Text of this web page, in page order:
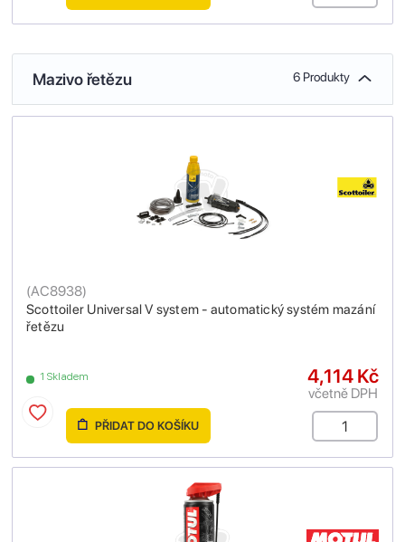
Mazivo řetězu 6 Produkty
Scottoiler Universal V system - automatický systém mazání
řetězu
(AC8938)
1 Skladem 4,114 Kč
včetně DPH
PŘIDAT DO KOŠÍKU